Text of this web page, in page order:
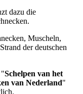
dazu die
Muscheln,
der deutschen
"Schelpen van het
van Nederland"